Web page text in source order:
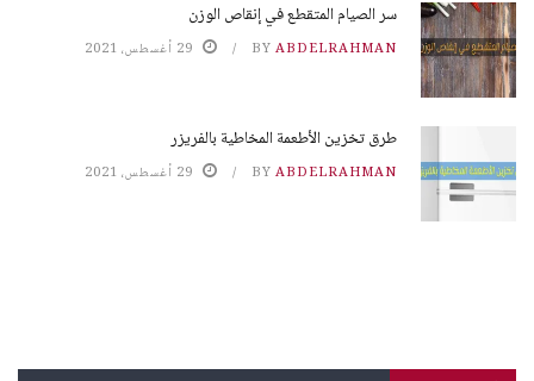
سر الصيام المتقطع في إنقاص الوزن
BY ABDELRAHMAN 29 أغسطس، 2021
طرق تخزين الأطعمة المخاطية بالفريزر
BY ABDELRAHMAN 29 أغسطس، 2021